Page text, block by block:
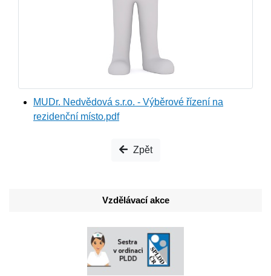
MUDr. Nedvědová s.r.o. - Výběrové řízení na
rezidenční místo.pdf
Zpět
Vzdělávací akce